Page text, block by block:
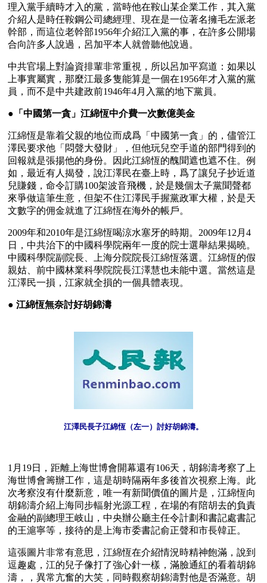
理入黨手續時才入的黨，當時他在鞍山某企業工作，其入黨
介紹人是時任鞍鋼公司總經理、現在是一位著名擁毛左派老
幹部，而這位老幹部1956年介紹江入黨的事，在許多公開場
合向許多人說過，呂加平本人就曾聽他說過。
中共官場上對論資排輩非常重視，所以呂加平寫道：如果以
上事實屬實，那麼江最多隻能算是一個在1956年才入黨的黨
員，而不是中共建政前1946年4月入黨的地下黨員。
● 「中國第一貪」江綿恆中介費一次數億美金
江綿恆是靠着父親的地位而成爲「中國第一貪」的，儘管江
澤民要求他「悶聲大發財」，但他玩兒空手道的部門得到的
回報就是張揚他的身份。因此江綿恆的醜聞遮也遮不住。例
如，最近有人揭發，說江澤民在臺上時，爲了讓兒子抄近道
兒賺錢，命令訂購100架波音飛機，於是幾個太子黨聞聲都
來爭做這筆生意，但架不住江澤民手握黨政軍大權，於是天
文數字的佣金就進了江綿恆在海外的帳戶。
2009年和2010年是江綿恆喝涼水塞牙的時期。2009年12月4
日，中共治下的中國科學院兩年一度的院士選舉結果揭曉。
中國科學院副院長、上海分院院長江綿恆落選。江綿恆的假
親姑、前中國林業科學院院長江澤慧也未能中選。當然這是
江澤民一損，江家就全損的一個具體表現。
● 江綿恆無奈討好胡錦濤
江澤民長子江綿恆（左一）討好胡錦濤。
1月19日，距離上海世博會開幕還有106天，胡錦濤考察了上
海世博會籌辦工作，這是胡時隔兩年多後首次視察上海。此
次考察沒有什麼新意，唯一有新聞價值的圖片是，江綿恆向
胡錦濤介紹上海同步輻射光源工程，在場的有陪胡去的負責
金融的副總理王岐山，中央辦公廳主任令計劃和書記處書記
的王滬寧等，接待的是上海市委書記俞正聲和市長韓正。
這張圖片非常有意思，江綿恆在介紹情況時精神飽滿，說到
逗趣處，江的兒子像打了強心針一樣，滿臉通紅的看着胡錦
濤，，異常亢奮的大笑，同時觀察胡錦濤對他是否滿意。胡